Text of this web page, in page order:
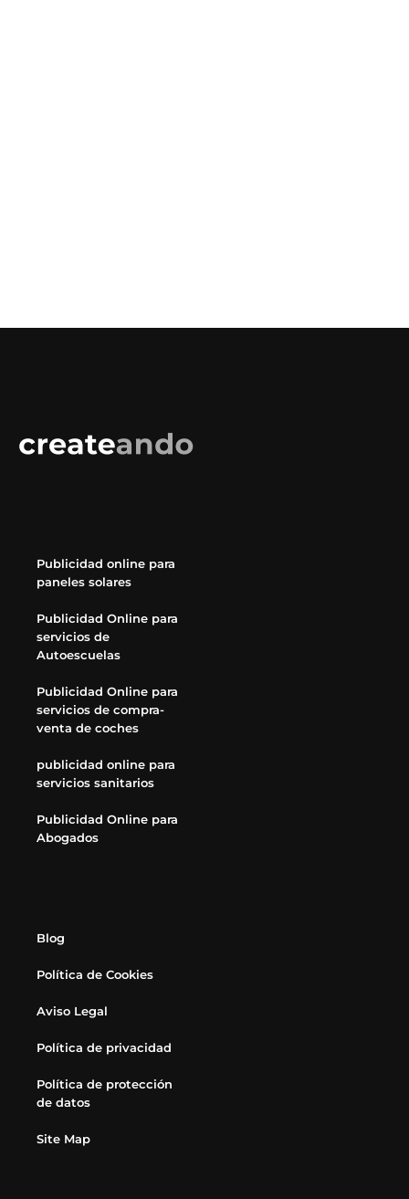
Publicidad online para
paneles solares
Publicidad Online para
servicios de
Autoescuelas
Publicidad Online para
servicios de compra-
venta de coches
publicidad online para
servicios sanitarios
Publicidad Online para
Abogados
Blog
Política de Cookies
Aviso Legal
Política de privacidad
Política de protección
de datos
Site Map